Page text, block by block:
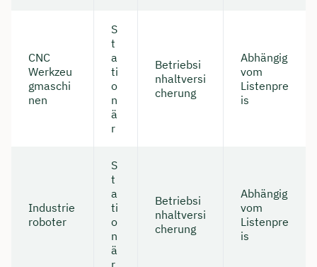
CNC
Werkzeu
gmaschi
nen
S
t
a
ti
o
n
ä
r
Betriebsi
nhaltversi
cherung
Abhängig
vom
Listenpre
is
Industrie
roboter
S
t
a
ti
o
n
ä
r
Betriebsi
nhaltversi
cherung
Abhängig
vom
Listenpre
is